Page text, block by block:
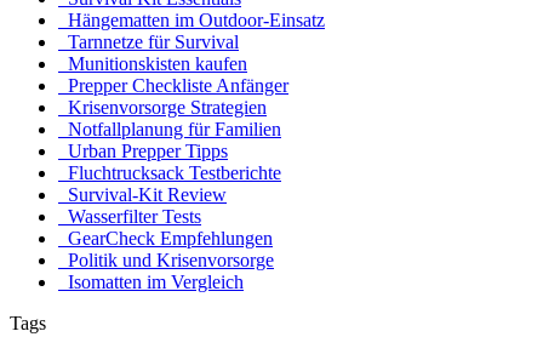
Hängematten im Outdoor-Einsatz
Tarnnetze für Survival
Munitionskisten kaufen
Prepper Checkliste Anfänger
Krisenvorsorge Strategien
Notfallplanung für Familien
Urban Prepper Tipps
Fluchtrucksack Testberichte
Survival-Kit Review
Wasserfilter Tests
GearCheck Empfehlungen
Politik und Krisenvorsorge
Isomatten im Vergleich
Tags